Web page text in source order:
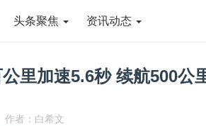
头条聚焦 资讯动态
里加速5.6秒 续航500公
作者：白希文